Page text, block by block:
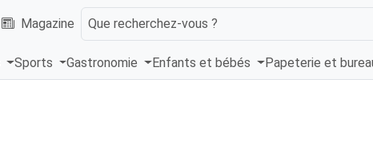
Magazine Que recherchez-vous ?
Sports Gastronomie Enfants et bébés Papeterie et